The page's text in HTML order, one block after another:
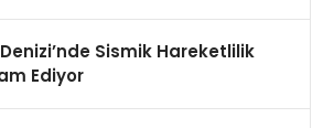
Sismik Hareketlilik
Ediyor